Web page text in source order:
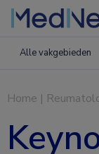
Alle vakgebieden
Home |